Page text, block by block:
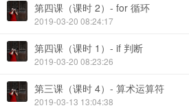
第四课（课时 2）- for 循环
2019-03-20 08:24:17
第四课（课时 1）- if 判断
2019-03-20 08:23:26
第三课（课时 4）- 算术运算符
2019-03-13 13:04:38